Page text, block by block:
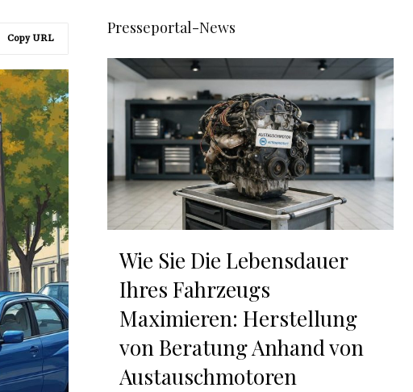
Copy URL
Presseportal-News
Wie Sie Die Lebensdauer
Ihres Fahrzeugs
Maximieren: Herstellung
von Beratung Anhand von
Austauschmotoren